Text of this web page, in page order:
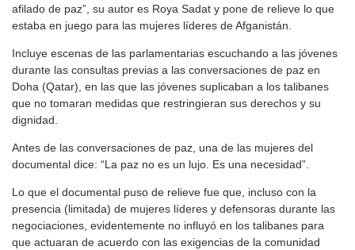
afilado de paz”, su autor es Roya Sadat y pone de relieve lo que
estaba en juego para las mujeres líderes de Afganistán.
Incluye escenas de las parlamentarias escuchando a las jóvenes
durante las consultas previas a las conversaciones de paz en
Doha (Qatar), en las que las jóvenes suplicaban a los talibanes
que no tomaran medidas que restringieran sus derechos y su
dignidad.
Antes de las conversaciones de paz, una de las mujeres del
documental dice: “La paz no es un lujo. Es una necesidad”.
Lo que el documental puso de relieve fue que, incluso con la
presencia (limitada) de mujeres líderes y defensoras durante las
negociaciones, evidentemente no influyó en los talibanes para
que actuaran de acuerdo con las exigencias de la comunidad